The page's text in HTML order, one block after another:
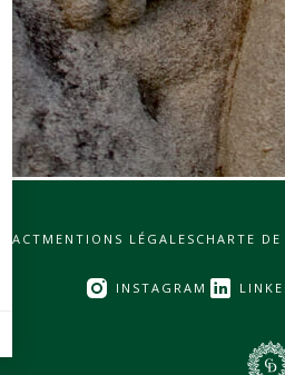
MENTIONS LÉGALES CHARTE
INSTAGRAM